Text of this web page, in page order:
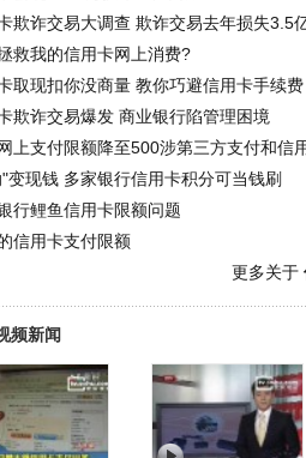
欺诈交易大调查 欺诈交易去年损失3.5
救我的信用卡网上消费?
取现扣你没商量 教你巧避信用卡手续费
欺诈交易爆发 商业银行陷管理困境
上支付限额降至500涉第三方支付和信
变现钱 多家银行信用卡积分可当钱刷
行鲤鱼信用卡限额问题
信用卡支付限额
更多关于
频新闻